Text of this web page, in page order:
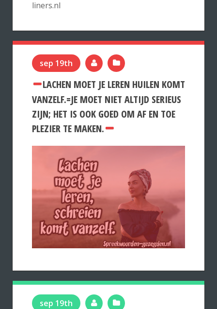
liners.nl
sep 19th
LACHEN MOET JE LEREN HUILEN KOMT
VANZELF.=JE MOET NIET ALTIJD SERIEUS
ZIJN; HET IS OOK GOED OM AF EN TOE
PLEZIER TE MAKEN.
sep 19th